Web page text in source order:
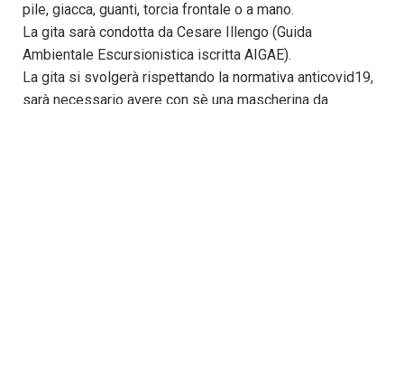
pile, giacca, guanti, torcia frontale o a mano.
La gita sarà condotta da Cesare Illengo (Guida
Ambientale Escursionistica iscritta AIGAE).
La gita si svolgerà rispettando la normativa anticovid19,
sarà necessario avere con sè una mascherina da